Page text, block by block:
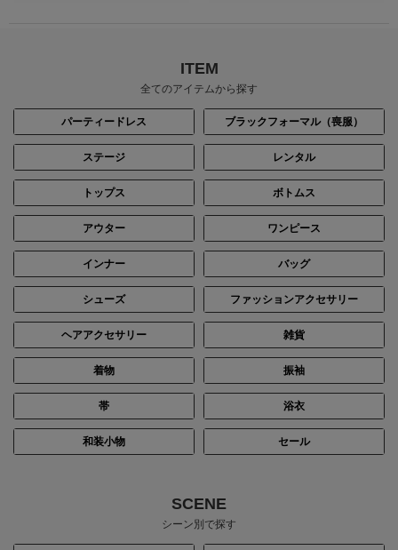
ITEM
全てのアイテムから探す
パーティードレス ブラックフォーマル（喪服）
ステージ レンタル
トップス ボトムス
アウター ワンピース
インナー バッグ
シューズ ファッションアクセサリー
ヘアアクセサリー 雑貨
着物 振袖
帯 浴衣
和装小物 セール
SCENE
シーン別で探す